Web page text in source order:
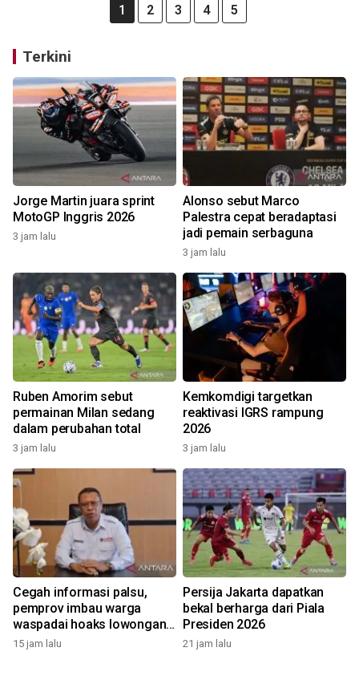
1 2 3 4 5
Terkini
Jorge Martin juara sprint
MotoGP Inggris 2026
3 jam lalu
Alonso sebut Marco
Palestra cepat beradaptasi
jadi pemain serbaguna
3 jam lalu
Ruben Amorim sebut
permainan Milan sedang
dalam perubahan total
3 jam lalu
Kemkomdigi targetkan
reaktivasi IGRS rampung
2026
3 jam lalu
Cegah informasi palsu,
pemprov imbau warga
waspadai hoaks lowongan
kerja Blok Masela
15 jam lalu
Persija Jakarta dapatkan
bekal berharga dari Piala
Presiden 2026
21 jam lalu